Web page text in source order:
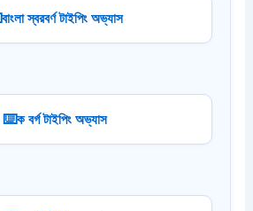
বাংলা স্বরবর্ণ টাইপিং অভ্যাস
ক বর্গ টাইপিং অভ্যাস